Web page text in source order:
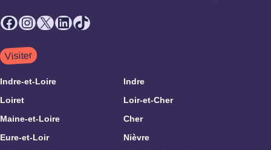
Facebook
Instagram
X LinkedIn
TikTok
Visiter
Indre-et-Loire
Indre
Loiret
Loir-et-Cher
Maine-et-Loire
Cher
Eure-et-Loir
Nièvre